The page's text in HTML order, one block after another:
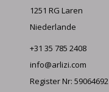
1251 RG Laren
Niederlande
+31 35 785 2408
info@arlizi.com
Register Nr: 59064692